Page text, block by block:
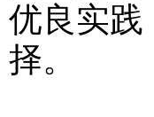
优良实践
择。